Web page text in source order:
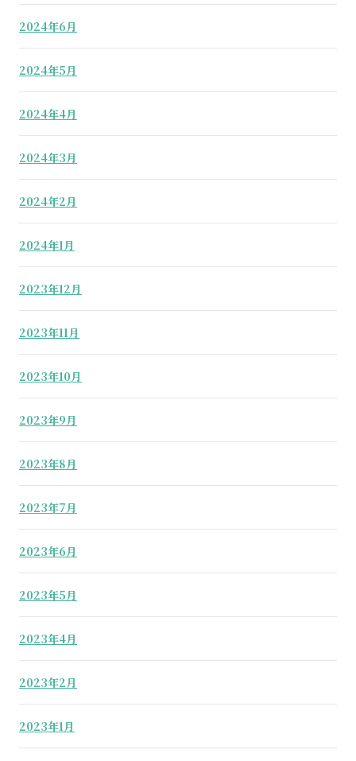
2024年6月
2024年5月
2024年4月
2024年3月
2024年2月
2024年1月
2023年12月
2023年11月
2023年10月
2023年9月
2023年8月
2023年7月
2023年6月
2023年5月
2023年4月
2023年2月
2023年1月